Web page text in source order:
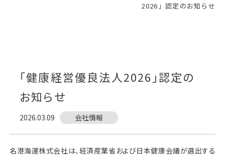
2026」認定のお知らせ
「健康経営優良法人2026」認定の
お知らせ
2026.03.09 会社情報
名港海運株式会社は、経済産業省および日本健康会議が選出する